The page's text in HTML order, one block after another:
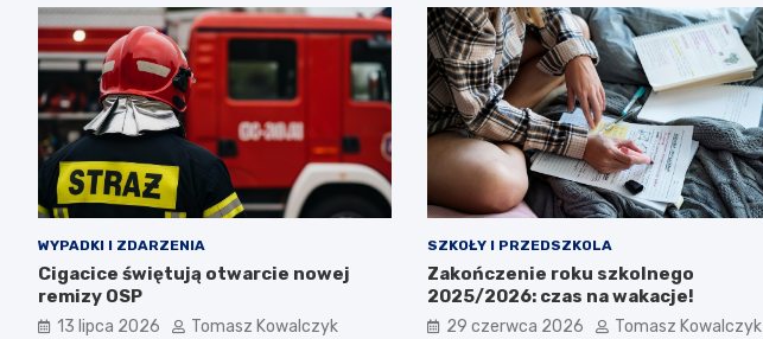
WYPADKI I ZDARZENIA
Cigacice świętują otwarcie nowej
remizy OSP
13 lipca 2026 Tomasz Kowalczyk
SZKOŁY I PRZEDSZKOLA
Zakończenie roku szkolnego
2025/2026: czas na wakacje!
29 czerwca 2026 Tomasz Kowalczyk